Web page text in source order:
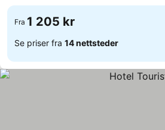
Fra 1 205 kr
Se priser fra 14 nettsteder